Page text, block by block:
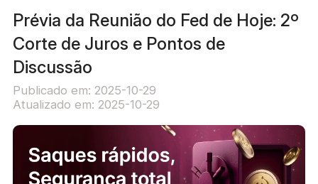
Prévia da Reunião do Fed de Hoje: 2º
Corte de Juros e Pontos de
Discussão
Publicado em: 2025-10-29
Atualizado em: 2025-10-29